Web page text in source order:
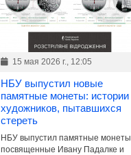
15 мая 2026 г., 12:05
НБУ выпустил новые
памятные монеты: истории
художников, пытавшихся
стереть
НБУ выпустил памятные монеты,
посвященные Ивану Падалке и